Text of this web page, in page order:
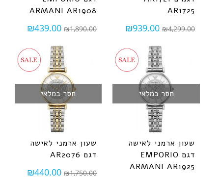
AR1725
₪4,299.00
₪939.00
ARMANI AR1908
₪1,890.00
₪439.00
חסר במלאי
שעון ארמני לאישה
דגם EMPORIO
ARMANI AR1925
חסר במלאי
שעון ארמני לאישה
דגם AR2076
₪1,750.00
₪440.00